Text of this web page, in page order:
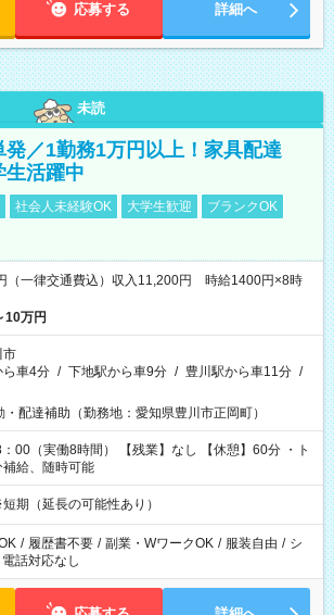
応募する 詳細へ
未読
発／1勤務1万円以上！家具配達
活躍中
社会人未経験OK 大学生歓迎
ブランクOK
（一律交通費込）収入11,200円 時給1400円×8時
10万円
市
ら車4分 / 下地駅から車9分 / 豊川駅から車11分 /
・配達補助（勤務地：愛知県豊川市正岡町）
間） 【残業】なし 【休憩】60分 ・ト
補給、随時可能
（延長の可能性あり）
/ 履歴書不要 / 副業・WワークOK / 服装自由 / シ
電話対応なし